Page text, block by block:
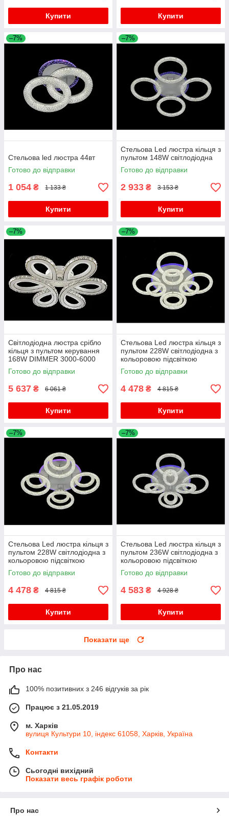
Купити Купити
–7%
Стельова led люстра 44вт
Готово до відправки
1 054 ₴ 1 133 ₴
Купити
–7%
Стельова Led люстра кільця з
пультом 148W світлодіодна
Готово до відправки
2 933 ₴ 3 153 ₴
Купити
–7%
Світлодіодна люстра срібло
кільця з пультом керування
168W DIMMER 3000-6000
H130*L600*W550
Готово до відправки
5 637 ₴ 6 061 ₴
Купити
–7%
Стельова Led люстра кільця з
пультом 228W світлодіодна з
кольоровою підсвіткою
Готово до відправки
4 478 ₴ 4 815 ₴
Купити
–7%
Стельова Led люстра кільця з
пультом 228W світлодіодна з
кольоровою підсвіткою
Готово до відправки
4 478 ₴ 4 815 ₴
Купити
–7%
Стельова Led люстра кільця з
пультом 236W світлодіодна з
кольоровою підсвіткою
Готово до відправки
4 583 ₴ 4 928 ₴
Купити
Показати ще
Про нас
100% позитивних з 246 відгуків за рік
Працює з 21.05.2019
м. Харків
вулиця Культури 10, індекс 61058, Харків, Україна
Контакти
Сьогодні вихідний
Показати весь графік роботи
Про нас